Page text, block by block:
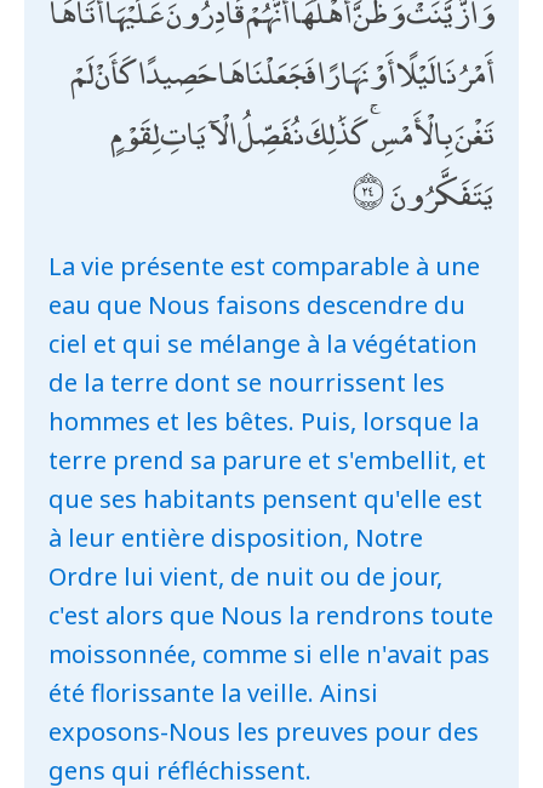
أَمْرُنَا لَيْلًا أَوْ نَهَارًا فَجَعَلْنَاهَا حَصِيدًا كَأَنْ لَمْ
تَغْنَ بِالْأَمْسِ ۚ كَذَٰلِكَ نُفَصِّلُ الْآيَاتِ لِقَوْمٍ
يَتَفَكَّرُونَ
La vie présente est comparable à une
eau que Nous faisons descendre du
ciel et qui se mélange à la végétation
de la terre dont se nourrissent les
hommes et les bêtes. Puis, lorsque la
terre prend sa parure et s'embellit, et
que ses habitants pensent qu'elle est
à leur entière disposition, Notre
Ordre lui vient, de nuit ou de jour,
c'est alors que Nous la rendrons toute
moissonnée, comme si elle n'avait pas
été florissante la veille. Ainsi
exposons-Nous les preuves pour des
gens qui réfléchissent.